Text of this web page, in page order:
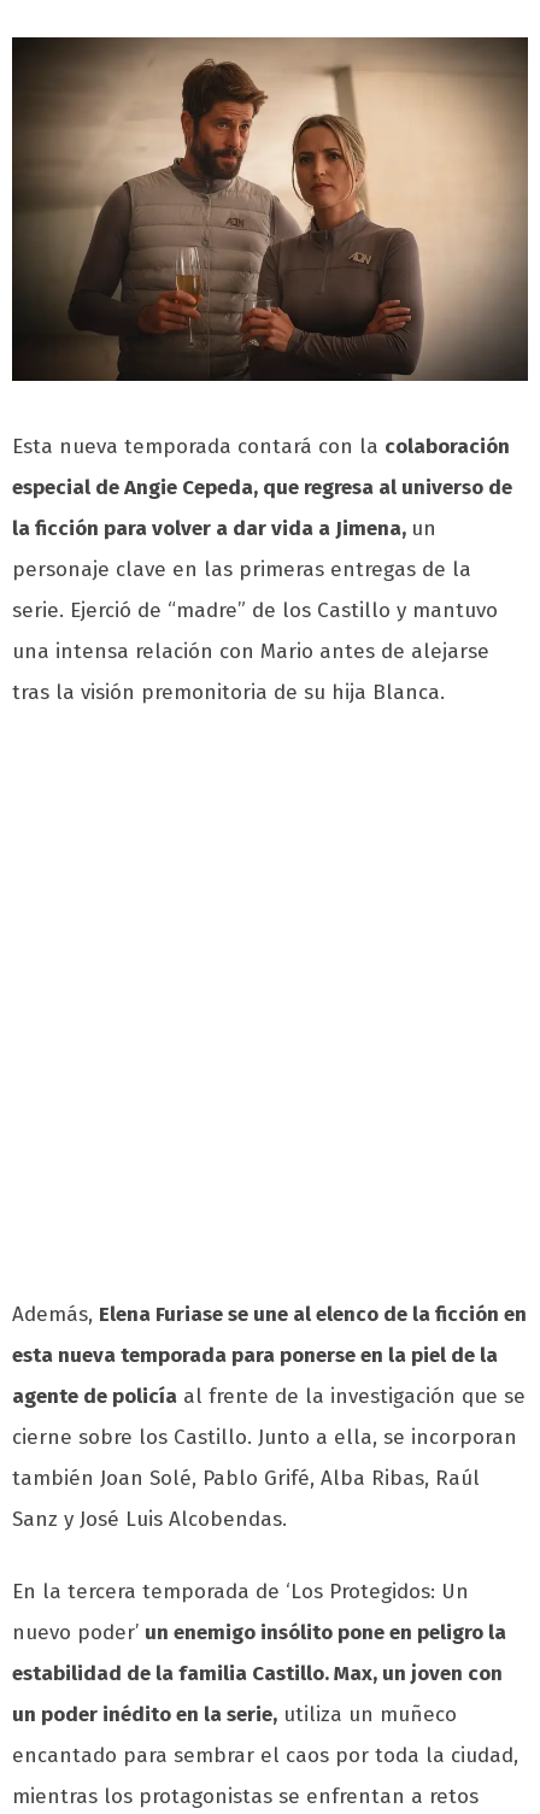
Esta nueva temporada contará con la colaboración
especial de Angie Cepeda, que regresa al universo de
la ficción para volver a dar vida a Jimena, un
personaje clave en las primeras entregas de la
serie. Ejerció de “madre” de los Castillo y mantuvo
una intensa relación con Mario antes de alejarse
tras la visión premonitoria de su hija Blanca.
Además, Elena Furiase se une al elenco de la ficción en
esta nueva temporada para ponerse en la piel de la
agente de policía al frente de la investigación que se
cierne sobre los Castillo. Junto a ella, se incorporan
también Joan Solé, Pablo Grifé, Alba Ribas, Raúl
Sanz y José Luis Alcobendas.
En la tercera temporada de ‘Los Protegidos: Un
nuevo poder’ un enemigo insólito pone en peligro la
estabilidad de la familia Castillo. Max, un joven con
un poder inédito en la serie, utiliza un muñeco
encantado para sembrar el caos por toda la ciudad,
mientras los protagonistas se enfrentan a retos